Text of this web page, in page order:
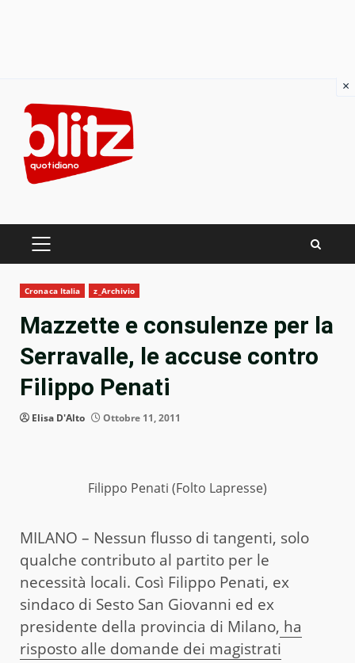
content
PRIMARY
Cronaca Italia z_Archivio
Mazzette e consulenze per la
Serravalle, le accuse contro
Filippo Penati
Elisa D'Alto Ottobre 11, 2011
Filippo Penati (Folto Lapresse)
MILANO – Nessun flusso di tangenti, solo
qualche contributo al partito per le
necessità locali. Così Filippo Penati, ex
sindaco di Sesto San Giovanni ed ex
presidente della provincia di Milano, ha
risposto alle domande dei magistrati
×